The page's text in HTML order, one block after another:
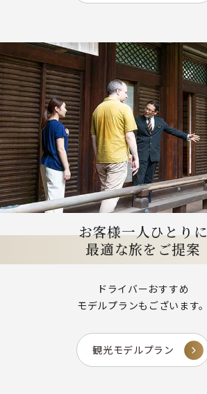
お客様一人ひとりに
最適な旅をご提案
ドライバーおすすめ
モデルプランもございます。
観光モデルプラン